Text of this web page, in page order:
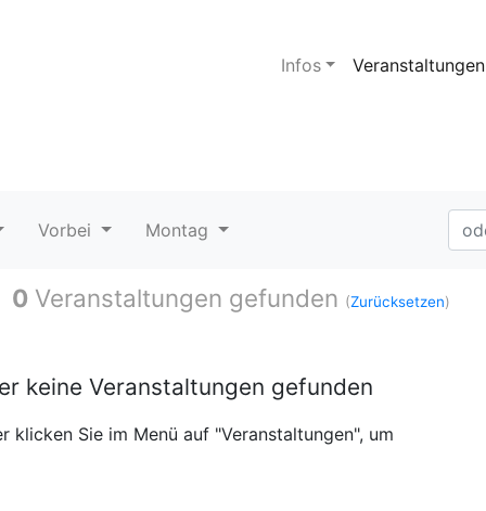
Infos Veranstaltungen
Vorbei Montag
0 Veranstaltungen gefunden (Zurücksetzen)
keine Veranstaltungen gefunden
klicken Sie im Menü auf "Veranstaltungen", um